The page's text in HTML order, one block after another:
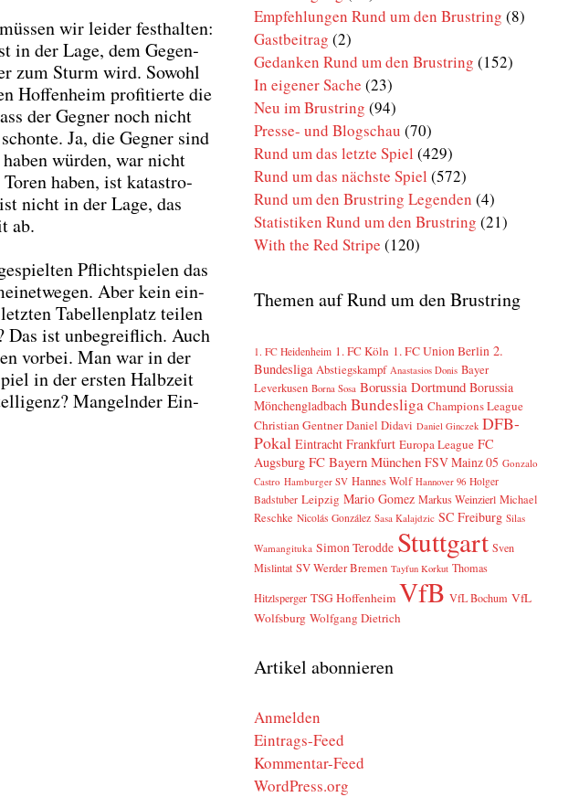
wir lei­der fest­hal­ten:
in der Lage, dem Gegen­
zum Sturm wird. Sowohl
Hof­fen­heim pro­fi­tier­te die
der Geg­ner noch nicht
Ja, die Geg­ner sind
wür­den, war nicht
haben, ist kata­stro­
nicht in der Lage, das
ab.
Pflicht­spie­len das
Aber kein ein­
Tabel­len­platz tei­len
Das ist unbe­greif­lich. Auch
vor­bei. Man war in der
in der ers­ten Halb­zeit
Man­geln­der Ein­
Empfehlungen Rund um den Brustring (8)
Gastbeitrag (2)
Gedanken Rund um den Brustring (152)
In eigener Sache (23)
Neu im Brustring (94)
Presse- und Blogschau (70)
Rund um das letzte Spiel (429)
Rund um das nächste Spiel (572)
Rund um den Brustring Legenden (4)
Statistiken Rund um den Brustring (21)
With the Red Stripe (120)
Themen auf Rund um den Brustring
1. FC Heidenheim 1. FC Köln 1. FC Union Berlin 2.
Bundesliga Abstiegskampf Anastasios Donis Bayer
Leverkusen Borna Sosa Borussia Dortmund Borussia
Mönchengladbach Bundesliga Champions League
Christian Gentner Daniel Didavi Daniel Ginczek DFB-
Pokal Eintracht Frankfurt Europa League FC
Augsburg FC Bayern München FSV Mainz 05 Gonzalo
Castro Hamburger SV Hannes Wolf Hannover 96 Holger
Badstuber Leipzig Mario Gomez Markus Weinzierl Michael
Reschke Nicolás González Sasa Kalajdzic SC Freiburg Silas
Wamangituka Simon Terodde Stuttgart Sven
Mislintat SV Werder Bremen Tayfun Korkut Thomas
Hitzlsperger TSG Hoffenheim VfB VfL Bochum VfL
Wolfsburg Wolfgang Dietrich
Artikel abonnieren
Anmelden
Eintrags-Feed
Kommentar-Feed
WordPress.org